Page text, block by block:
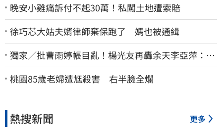
晚安小雞痛訴付不起30萬！私闖土地遭索賠
徐巧芯大姑夫婿律師棄保跑了 媽也被通緝
獨家／批曹雨婷帳目亂！楊光友再轟余天李亞萍：他
們工會跟演藝圈沒關
桃園85歲老婦遭尪殺害 右半臉全爛
熱搜新聞 更多